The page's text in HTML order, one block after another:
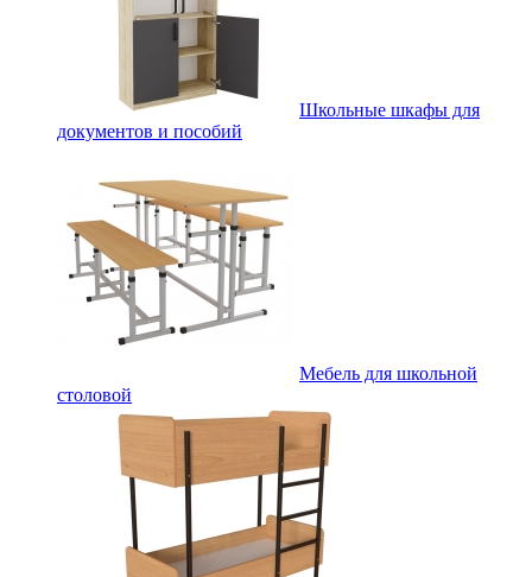
Школьные шкафы для
документов и пособий
Мебель для школьной
столовой